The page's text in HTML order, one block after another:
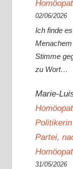
02/06/2026
Ich finde
Stimme
zu Wort…
Marie-
Partei,
31/05/2026